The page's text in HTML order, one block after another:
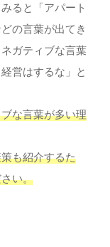
ると「アパート
の言葉が出てき
ガティブな言葉
営はするな」と
な言葉が多い理
も紹介するた
い。